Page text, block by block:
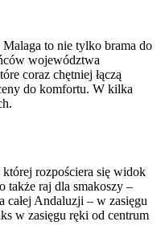
to nie tylko brama do
województwa
coraz chętniej łączą
do komfortu. W kilka
rozpościera się widok
także raj dla smakoszy –
Andaluzji – w zasięgu
w zasięgu ręki od centrum